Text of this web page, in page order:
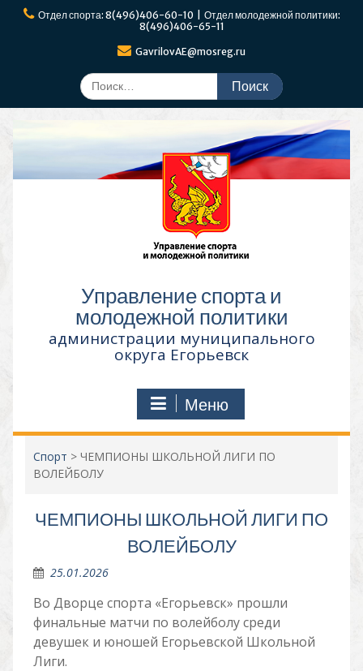
ПерейтиОтдел спорта: 8(496)406-60-10 | Отдел молодежной политики:
8(496)406-65-11
GavrilovAE@mosreg.ru
Поиск
по:
Управление спорта и
молодежной политики
администрации муниципального
округа Егорьевск
Меню
Спорт > ЧЕМПИОНЫ ШКОЛЬНОЙ ЛИГИ ПО
ВОЛЕЙБОЛУ
ЧЕМПИОНЫ ШКОЛЬНОЙ ЛИГИ ПО
ВОЛЕЙБОЛУ
25.01.2026
Во Дворце спорта «Егорьевск» прошли
финальные матчи по волейболу среди
девушек и юношей Егорьевской Школьной
Лиги.